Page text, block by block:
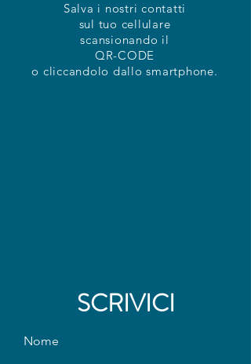
Salva i nostri contatti
sul tuo cellulare
scansionando il
QR-CODE
o cliccandolo dallo smartphone.
SCRIVICI
Nome